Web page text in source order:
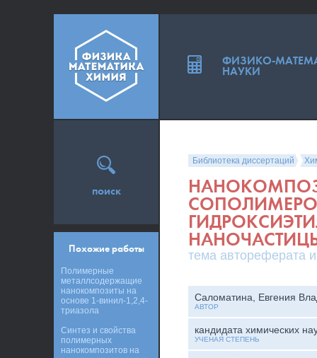
Библиотека диссертаций
тема автореферата
Саломатина, Евгения
АВТОР
кандидата химических
УЧЕНАЯ СТЕПЕНЬ
поиск
Похожие работы
Полимерные
металлсодержащие
нанокомпозиты на
основе 1-винил-1,2,4-
триазола
Синтез и свойства
полимерных
нанокомпозитов на
ФИЗИКО-
НАУКИ